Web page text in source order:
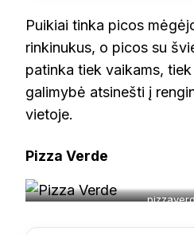
Puikiai tinka picos
rinkinukus, o picos su
patinka tiek vaikams,
galimybė atsinešti į
vietoje.
Pizza Verde